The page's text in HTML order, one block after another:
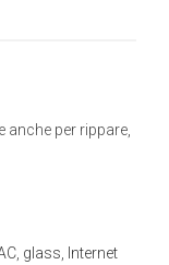
anche per rippare,
, glass, Internet